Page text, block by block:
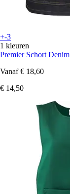
+-3
1 kleuren
Premier Schort Denim
Vanaf € 18,60
€ 14,50